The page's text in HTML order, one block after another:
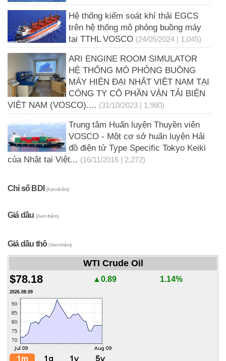
Hệ thống kiểm soát khí thải EGCS
trên hệ thống mô phỏng buồng máy
tại TTHL VOSCO (24/05/2024 | 1,045)
ARI ENGINE ROOM SIMULATOR
HỆ THỐNG MÔ PHỎNG BUỒNG
MÁY HIỆN ĐẠI NHẤT VIỆT NAM TẠI
CÔNG TY CỔ PHẦN VẬN TẢI BIỂN
VIỆT NAM (VOSCO).... (31/10/2023 | 1,980)
Trung tâm Huấn luyện Thuyền viên
VOSCO - Một cơ sở huấn luyện Hải
đồ điện tử Type Specific Tokyo Keiki
của Nhật tại Việt... (16/11/2016 | 2,272)
Chỉ số BDI(Xem thêm)
Giá dầu (Xem thêm)
Giá dầu thô(Xem thêm)
WTI Crude Oil
$78.18 ▲0.89 1.14%
2026.08.09